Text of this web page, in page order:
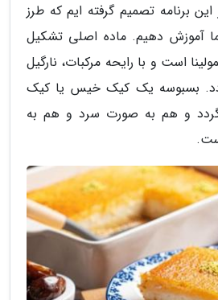
برنامه تصمیم گرفته ایم که طرز
آموزش دهیم. ماده اصلی تشکیل
است و با رایحه مرکبات، نارگیل
بسبوسه یک کیک خیس یا کیک
و هم به صورت سرد و هم به